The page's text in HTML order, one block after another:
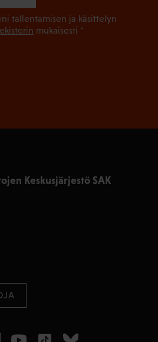
Keskusjärjestö SAK
tallentamisen ja käsittelyn
mukaisesti *